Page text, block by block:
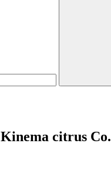
Kinema citrus Co.